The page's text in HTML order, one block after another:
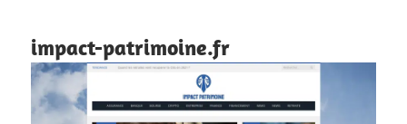
impact-patrimoine.fr